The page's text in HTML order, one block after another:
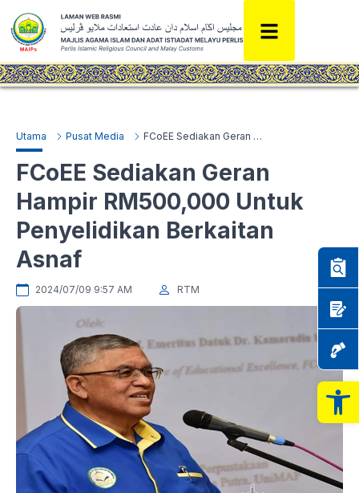
Utama Pusat Media FCoEE Sediakan Geran Hampir RM500,000 Untuk Penyelidikan Berkaitan Asnaf
FCoEE Sediakan Geran
Hampir RM500,000 Untuk
Penyelidikan Berkaitan
Asnaf
2024/07/09 9:57 AM RTM